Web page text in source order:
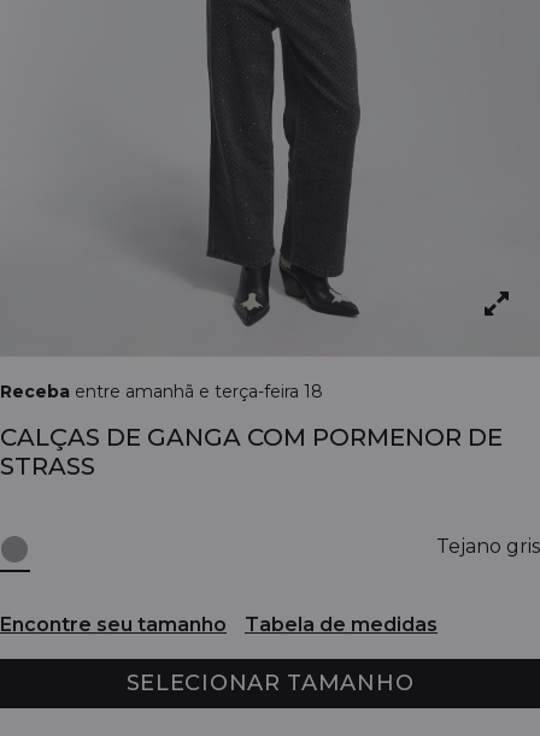
Receba entre amanhã e terça-feira 18
CALÇAS DE GANGA COM PORMENOR DE
STRASS
Tejano gris
Encontre seu tamanho Tabela de medidas
SELECIONAR TAMANHO